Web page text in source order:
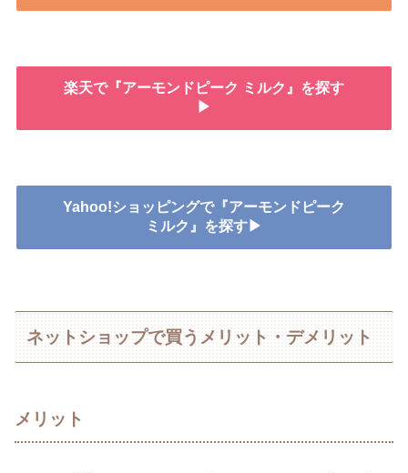
楽天で『アーモンドピーク ミルク』を探す
▶
Yahoo!ショッピングで『アーモンドピーク
ミルク』を探す▶
ネットショップで買うメリット・デメリット
メリット